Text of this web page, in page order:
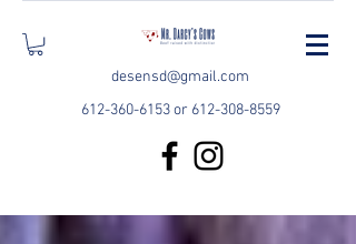
desensd@gmail.com
612-360-6153or 612-308-8559